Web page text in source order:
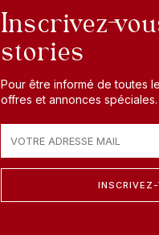
Inscrivez-
stories
Pour être informé de toutes
offres et annonces spéciales.